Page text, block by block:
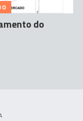
do